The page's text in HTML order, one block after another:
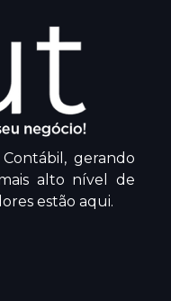
gerando
alto nível de
estão aqui.